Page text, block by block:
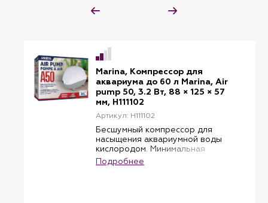
Marina, Компрессор для
аквариума до 60 л Marina, Air
pump 50, 3.2 Вт, 88 × 125 × 57
мм, H111102
Артикул: H111102
Бесшумный компрессор для
насыщения аквариумной воды
кислородом. Минимальная
вибрация, благодаря
специально разработанным
Подробнее